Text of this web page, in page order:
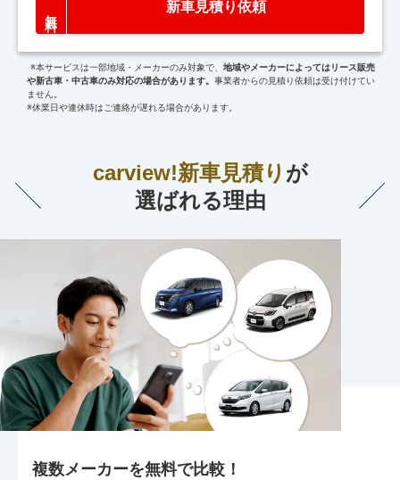
新車見積り依頼
※本サービスは一部地域・メーカーのみ対象で、 地域やメーカーによってはリース販売
や新古車・中古車のみ対応の場合があります。 事業者からの見積り依頼は受け付けてい
ません。
※休業日や連休時はご連絡が遅れる場合があります。
carview!新車見積り が
選ばれる理由
複数メーカーを無料で比較！